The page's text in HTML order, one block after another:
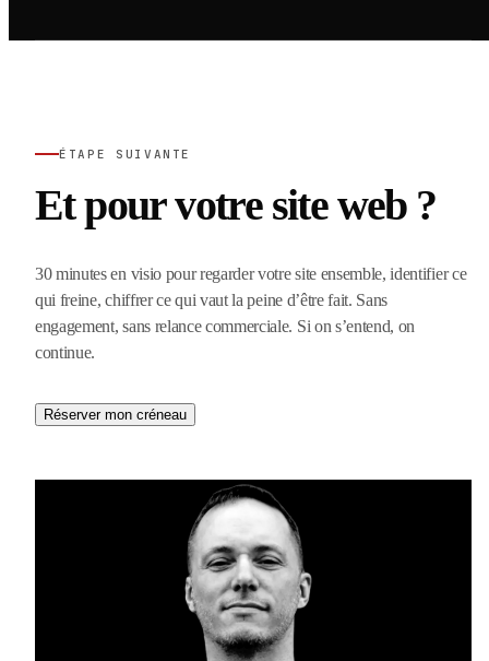
ÉTAPE SUIVANTE
Et pour votre site web ?
30 minutes en visio pour regarder votre site ensemble, identifier ce
qui freine, chiffrer ce qui vaut la peine d’être fait. Sans
engagement, sans relance commerciale. Si on s’entend, on
continue.
Réserver mon créneau